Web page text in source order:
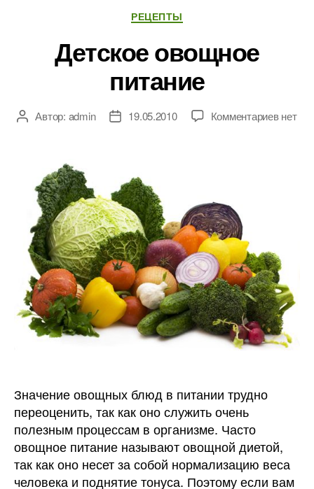
Рубрики
РЕЦЕПТЫ
Детское овощное
питание
АвторАвтор: admin
Дата19.05.2010 Комментариевк
нет
Значение овощных блюд в питании трудно
переоценить, так как оно служить очень
полезным процессам в организме. Часто
овощное питание называют овощной диетой,
так как оно несет за собой нормализацию веса
человека и поднятие тонуса. Поэтому если вам